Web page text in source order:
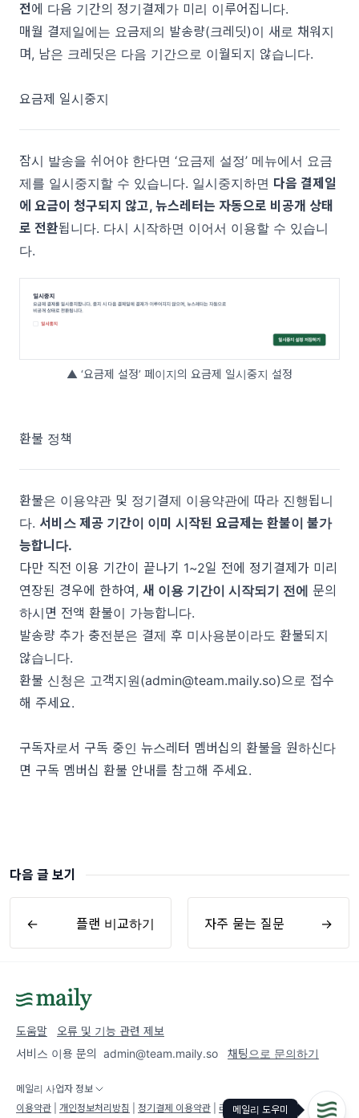
전에 다음 기간의 정기결제가 미리 이루어집니다.
매월 결제일에는 요금제의 발송량(크레딧)이 새로 채워지
며, 남은 크레딧은 다음 기간으로 이월되지 않습니다.
요금제 일시중지
잠시 발송을 쉬어야 한다면 ‘요금제 설정’ 메뉴에서 요금
제를 일시중지할 수 있습니다. 일시중지하면 다음 결제일
에 요금이 청구되지 않고, 뉴스레터는 자동으로 비공개 상태
로 전환됩니다. 다시 시작하면 이어서 이용할 수 있습니
다.
▲ ‘요금제 설정’ 페이지의 요금제 일시중지 설정
환불 정책
환불은 이용약관 및 정기결제 이용약관에 따라 진행됩니
다. 서비스 제공 기간이 이미 시작된 요금제는 환불이 불가
능합니다.
다만 직전 이용 기간이 끝나기 1~2일 전에 정기결제가 미리
연장된 경우에 한하여, 새 이용 기간이 시작되기 전에 문의
하시면 전액 환불이 가능합니다.
발송량 추가 충전분은 결제 후 미사용분이라도 환불되지
않습니다.
환불 신청은 고객지원(admin@team.maily.so)으로 접수
해 주세요.
구독자로서 구독 중인 뉴스레터 멤버십의 환불을 원하신다
면 구독 멤버십 환불 안내를 참고해 주세요.
다음 글 보기
← 플랜 비교하기 자주 묻는 질문 →
메일리 도우미
도움말
오류 및 기능 관련 제보
서비스 이용 문의 admin@team.maily.so 채팅으로 문의하기
메일리 사업자 정보
이용약관
개인정보처리방침 정기결제 이용약관 라이선스